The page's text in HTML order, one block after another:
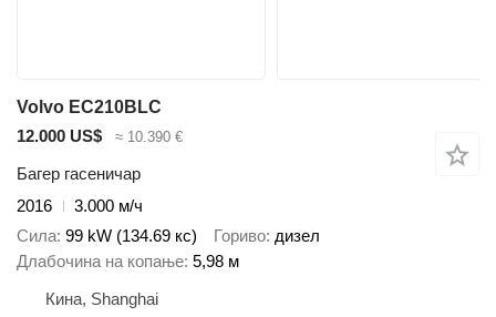
Volvo EC210BLC
12.000 US$
≈ 10.390 €
Багер гасеничар
2016
3.000 м/ч
Сила 99 kW (134.69 кс) Гориво дизел
Длабочина на копање 5,98 м
Кина, Shanghai